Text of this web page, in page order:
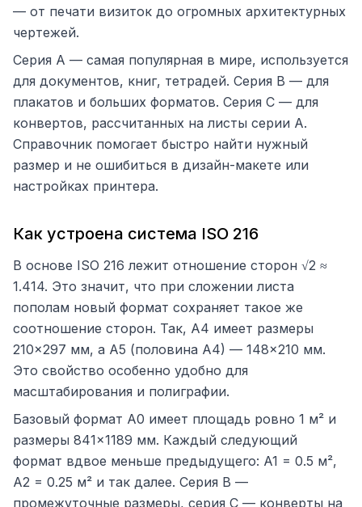
— от печати визиток до огромных архитектурных
чертежей.
Серия A — самая популярная в мире, используется
для документов, книг, тетрадей. Серия B — для
плакатов и больших форматов. Серия C — для
конвертов, рассчитанных на листы серии A.
Справочник помогает быстро найти нужный
размер и не ошибиться в дизайн-макете или
настройках принтера.
Как устроена система ISO 216
В основе ISO 216 лежит отношение сторон √2 ≈
1.414. Это значит, что при сложении листа
пополам новый формат сохраняет такое же
соотношение сторон. Так, A4 имеет размеры
210×297 мм, а A5 (половина A4) — 148×210 мм.
Это свойство особенно удобно для
масштабирования и полиграфии.
Базовый формат A0 имеет площадь ровно 1 м² и
размеры 841×1189 мм. Каждый следующий
формат вдвое меньше предыдущего: A1 = 0.5 м²,
A2 = 0.25 м² и так далее. Серия B —
промежуточные размеры, серия C — конверты на